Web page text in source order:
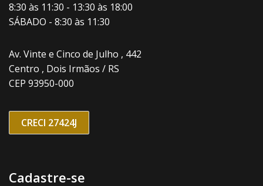
8:30 às 11:30 - 13:30 às 18:00
SÁBADO - 8:30 às 11:30
Av. Vinte e Cinco de Julho , 442
Centro , Dois Irmãos / RS
CEP 93950-000
CRECI 27424J
Cadastre-se